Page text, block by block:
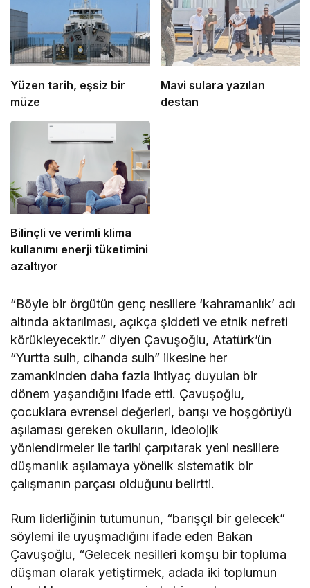
Yüzen tarih, eşsiz bir
müze
Mavi sulara yazılan
destan
Bilinçli ve verimli klima
kullanımı enerji tüketimini
azaltıyor
“Böyle bir örgütün genç nesillere ‘kahramanlık’ adı
altında aktarılması, açıkça şiddeti ve etnik nefreti
körükleyecektir.” diyen Çavuşoğlu, Atatürk’ün
“Yurtta sulh, cihanda sulh” ilkesine her
zamankinden daha fazla ihtiyaç duyulan bir
dönem yaşandığını ifade etti. Çavuşoğlu,
çocuklara evrensel değerleri, barışı ve hoşgörüyü
aşılaması gereken okulların, ideolojik
yönlendirmeler ile tarihi çarpıtarak yeni nesillere
düşmanlık aşılamaya yönelik sistematik bir
çalışmanın parçası olduğunu belirtti.
Rum liderliğinin tutumunun, “barışçıl bir gelecek”
söylemi ile uyuşmadığını ifade eden Bakan
Çavuşoğlu, “Gelecek nesilleri komşu bir topluma
düşman olarak yetiştirmek, adada iki toplumun